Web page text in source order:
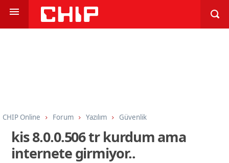
CHIP Online Forum Yazılım Güvenlik
kis 8.0.0.506 tr kurdum ama
internete girmiyor..